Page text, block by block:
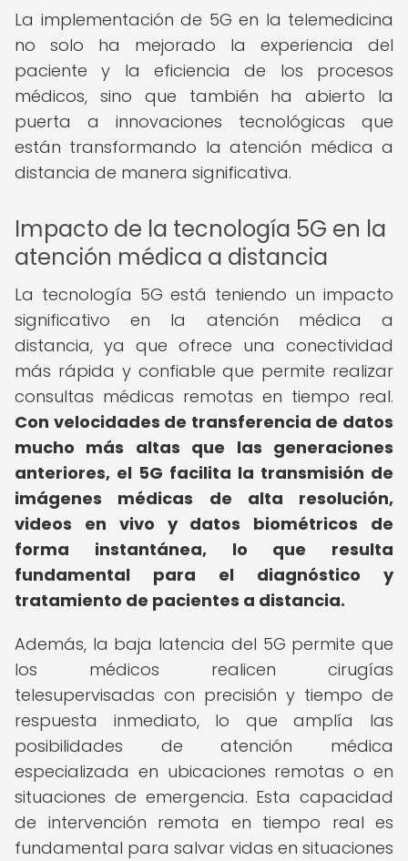
La implementación de 5G en la telemedicina
no solo ha mejorado la experiencia del
paciente y la eficiencia de los procesos
médicos, sino que también ha abierto la
puerta a innovaciones tecnológicas que
están transformando la atención médica a
distancia de manera significativa.
Impacto de la tecnología 5G en la
atención médica a distancia
La tecnología 5G está teniendo un impacto
significativo en la atención médica a
distancia, ya que ofrece una conectividad
más rápida y confiable que permite realizar
consultas médicas remotas en tiempo real.
Con velocidades de transferencia de datos
mucho más altas que las generaciones
anteriores, el 5G facilita la transmisión de
imágenes médicas de alta resolución,
videos en vivo y datos biométricos de
forma instantánea, lo que resulta
fundamental para el diagnóstico y
tratamiento de pacientes a distancia.
Además, la baja latencia del 5G permite que
los médicos realicen cirugías
telesupervisadas con precisión y tiempo de
respuesta inmediato, lo que amplía las
posibilidades de atención médica
especializada en ubicaciones remotas o en
situaciones de emergencia. Esta capacidad
de intervención remota en tiempo real es
fundamental para salvar vidas en situaciones